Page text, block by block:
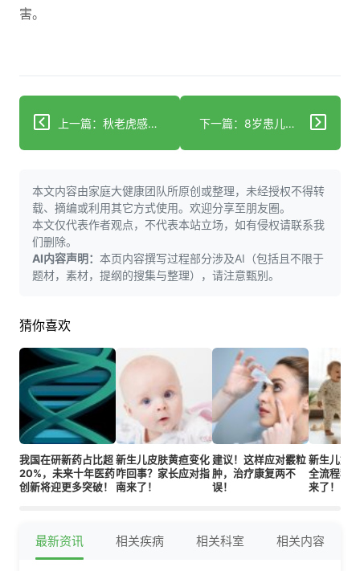
害。
上一篇：秋老虎感冒高发，这样科学辨证护理平稳度秋！ 下一篇：8岁患儿离世，神经母细胞瘤防治体系该如何优化？
本文内容由家庭大健康团队所原创或整理，未经授权不得转
载、摘编或利用其它方式使用。欢迎分享至朋友圈。
本文仅代表作者观点，不代表本站立场，如有侵权请联系我
们删除。
AI内容声明： 本页内容撰写过程部分涉及AI（包括且不限于
题材，素材，提纲的搜集与整理），请注意甄别。
猜你喜欢
我国在研新药占比超
20%，未来十年医药
创新将迎更多突破！
新生儿皮肤黄疸变化
咋回事？家长应对指
南来了！
建议！这样应对霰粒
肿，治疗康复两不
误！
新生儿奶
全流程科
来了！
最新资讯 相关疾病 相关科室 相关内容